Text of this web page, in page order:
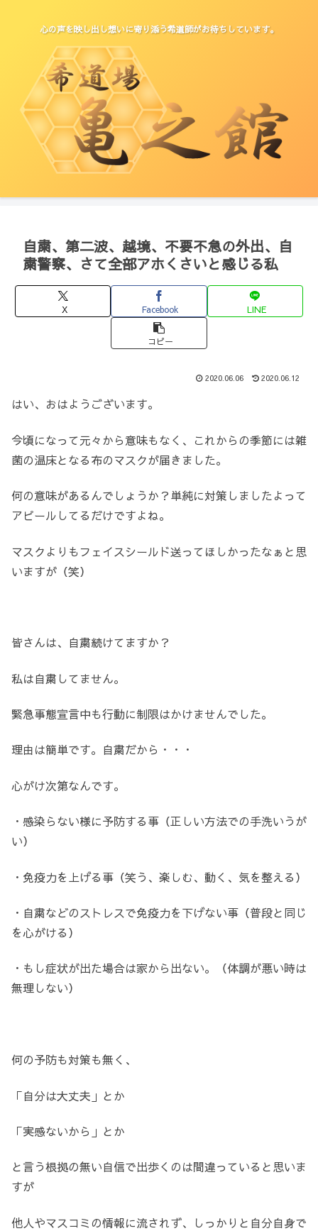
心の声を映し出し想いに寄り添う希道師がお待ちしています。
自粛、第二波、越境、不要不急の外出、自
粛警察、さて全部アホくさいと感じる私
X Facebook LINE
コピー
2020.06.06 2020.06.12
はい、おはようございます。
今頃になって元々から意味もなく、これからの季節には雑
菌の温床となる布のマスクが届きました。
何の意味があるんでしょうか？単純に対策しましたよって
アピールしてるだけですよね。
マスクよりもフェイスシールド送ってほしかったなぁと思
いますが（笑）
皆さんは、自粛続けてますか？
私は自粛してません。
緊急事態宣言中も行動に制限はかけませんでした。
理由は簡単です。自粛だから・・・
心がけ次第なんです。
・感染らない様に予防する事（正しい方法での手洗いうが
い）
・免疫力を上げる事（笑う、楽しむ、動く、気を整える）
・自粛などのストレスで免疫力を下げない事（普段と同じ
を心がける）
・もし症状が出た場合は家から出ない。（体調が悪い時は
無理しない）
何の予防も対策も無く、
「自分は大丈夫」とか
「実感ないから」とか
と言う根拠の無い自信で出歩くのは間違っていると思いま
すが
他人やマスコミの情報に流されず、しっかりと自分自身で